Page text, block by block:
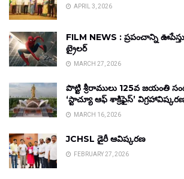
APRIL 3, 2026
FILM NEWS : ప్రపంచాన్ని
ట్రైలర్
MARCH 27, 2026
పొట్టి శ్రీరాములు 125వ జయంతి
‘స్టాచ్యూ ఆఫ్ శాక్రిఫైస్’
MARCH 16, 2026
JCHSL డైరీ ఆవిష్కరణ
FEBRUARY 27, 2026